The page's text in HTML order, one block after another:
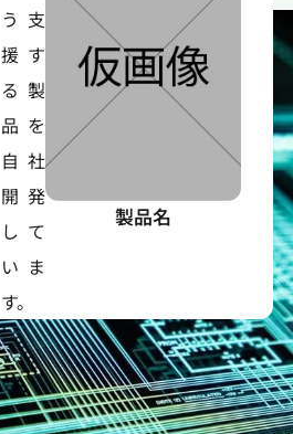
う支
援す
る製
品を
自社
開発
して
いま
す。
製品名